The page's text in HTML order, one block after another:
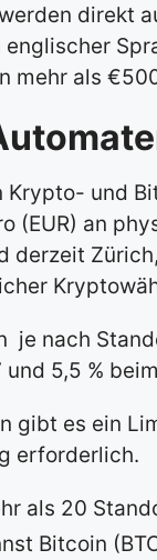
direkt
mehr als
Krypto- und
(EUR) an
derzeit
je nach
5,5 %
gibt es ein
erforderlich.
als 20
Bitcoin